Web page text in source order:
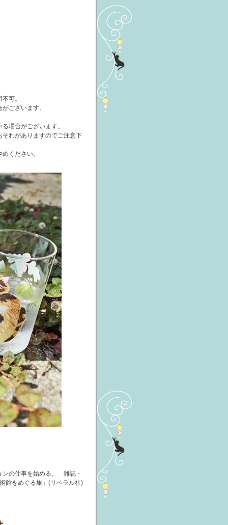
可。
ございます。
場合がございます。
れがありますのでご注意下
ください。
ンの仕事を始める。 雑誌・
館をめぐる旅」(リベラル社)